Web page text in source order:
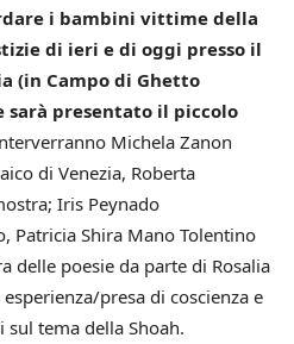
i bambini vittime della
di ieri e di oggi presso il
(in Campo di Ghetto
sarà presentato il piccolo
Michela Zanon
di Venezia, Roberta
Iris Peynado
Patricia Shira Mano Tolentino
delle poesie da parte di Rosalia
presa di coscienza e
sul tema della Shoah.